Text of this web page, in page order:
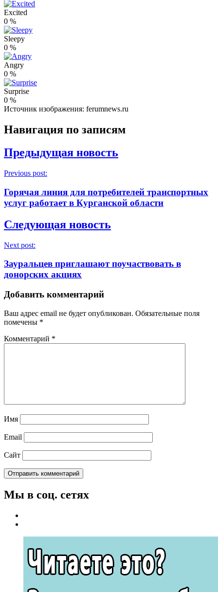
Excited
0 %
Sleepy
0 %
Angry
0 %
Surprise
0 %
Источник изображения: ferumnews.ru
Навигация по записям
Предыдущая новость
Previous post:
Горячая линия для потребителей транспортных
услуг работает в Курганской области
Следующая новость
Next post:
Зауральцев приглашают поучаствовать в
донорских акциях
Добавить комментарий
Ваш адрес email не будет опубликован. Обязательные поля
помечены *
Комментарий *
Имя
Email
Сайт
Мы в соц. сетях